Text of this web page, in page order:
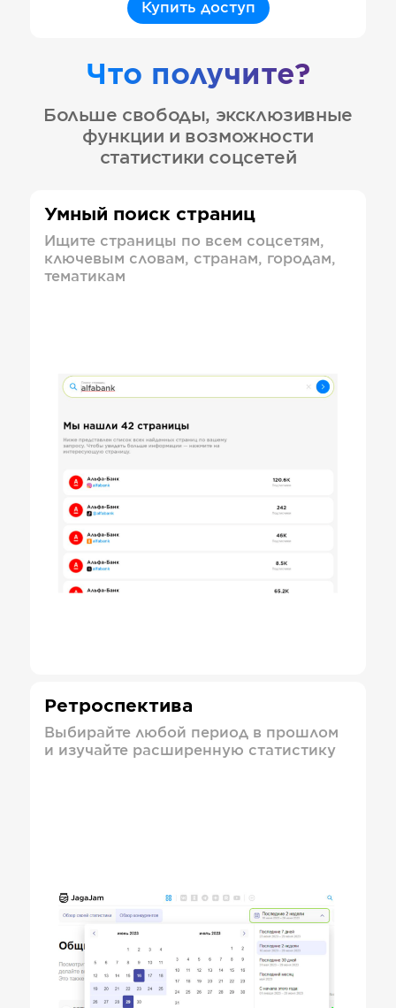
Купить доступ
Что получите?
Больше свободы, эксклюзивные
функции и возможности
статистики соцсетей
Умный поиск страниц
Ищите страницы по всем соцсетям,
ключевым словам, странам, городам,
тематикам
Ретроспектива
Выбирайте любой период в прошлом
и изучайте расширенную статистику